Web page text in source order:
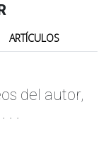
ARTÍCULOS
del autor,
.